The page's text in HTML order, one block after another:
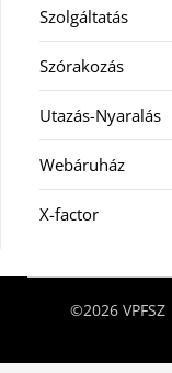
Szolgáltatás
Szórakozás
Utazás-Nyaralás
Webáruház
X-factor
©2026 VPFSZ